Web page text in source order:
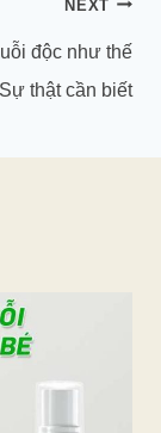
NEXT
độc như thế
thật cần biết